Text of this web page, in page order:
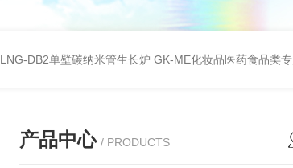
LNG-DB2单壁碳纳米管生长炉 GK-ME化妆品医药食品类
产品中心 / PRODUCTS